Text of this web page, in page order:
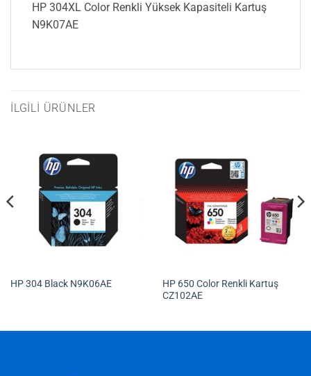
HP 304XL Color Renkli Yüksek Kapasiteli Kartuş
N9K07AE
İLGILI ÜRÜNLER
HP 304 Black N9K06AE
HP 650 Color Renkli Kartuş
CZ102AE